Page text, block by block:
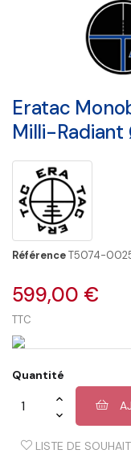
Eratac
Milli-
RéférenceT5074-
599,00 €
TTC
Quantité
LISTE DE